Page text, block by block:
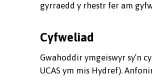
gyrraedd y rhestr fer am
Cyfweliad
Gwahoddir ymgeiswyr sy’n
UCAS ym mis Hydref).